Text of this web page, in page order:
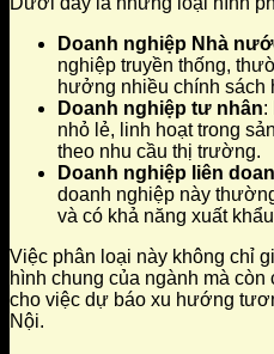
Doanh nghiệp Nhà
nghiệp truyền thống,
hưởng nhiều chính sách
Doanh nghiệp tư nhân:
nhỏ lẻ, linh hoạt trong
theo nhu cầu thị trường.
Doanh nghiệp liên
doanh nghiệp này
và có khả năng xuất
Việc phân loại này không chỉ
hình chung của ngành mà
cho việc dự báo xu hướng
Nội.